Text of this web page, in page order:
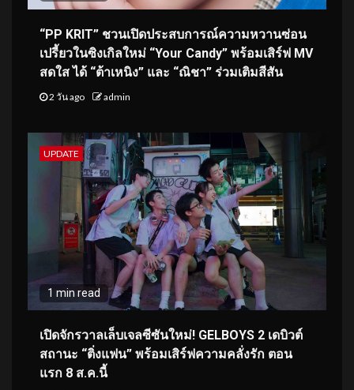
“PP KRIT” ชวนเปิดประสบการณ์ความหวานซ่อน
เปรี้ยวในซิงเกิลใหม่ “Your Candy” พร้อมเสิร์ฟ MV
สดใส ได้ “ต้าเหนิง” และ “ณิชา” ร่วมเติมสีสัน
2 วัน ago admin
UPDATE
1 min read
เปิดจักรวาลเล็บเจลซีซันใหม่! GELBOYS 2 เดบิวต์
สถานะ “ติ่งแฟน” พร้อมเสิร์ฟความคลั่งรัก ตอน
แรก 8 ส.ค.นี้